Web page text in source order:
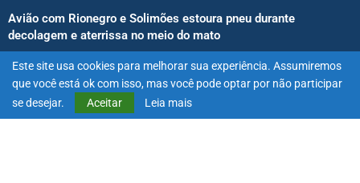
Avião com Rionegro e Solimões estoura pneu durante
decolagem e aterrissa no meio do mato
Senado aprova proibição de atletas e influenciadores em
anúncios de bets
Este site usa cookies para melhorar sua experiência. Assumiremos
que você está ok com isso, mas você pode optar por não participar
se desejar.
Aceitar Leia mais